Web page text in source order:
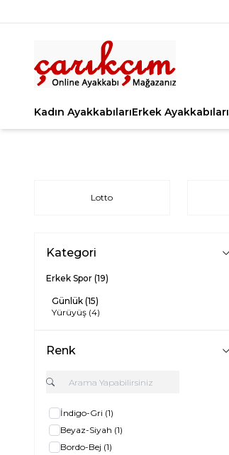
Kadın AyakkabılarıErkek Ayakkabıları
Lotto
Kategori
Erkek Spor (19)
Günlük (15)
Yürüyüş (4)
Renk
İndigo-Gri (1)
Beyaz-Siyah (1)
Bordo-Bej (1)